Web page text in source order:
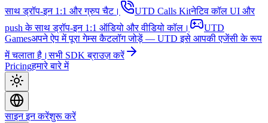
साथ ड्रॉप-इन 1:1 और ग्रुप चैट।
UTD Calls Kitनेटिव कॉल UI और
push के साथ ड्रॉप-इन 1:1 ऑडियो और वीडियो कॉल।
UTD
Gamesअपने ऐप में पूरा गेम्स कैटलॉग जोड़ें — UTD इसे आपकी एजेंसी के रूप
में चलाता है।सभी SDK ब्राउज़ करें
Pricingहमारे बारे में
साइन इन करेंशुरू करें